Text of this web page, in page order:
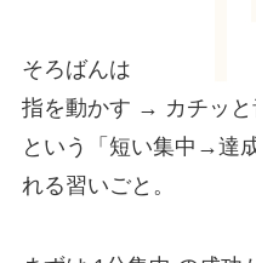
そろばんは
指を動かす → カチッ
という「短い集中→達
れる習いごと。